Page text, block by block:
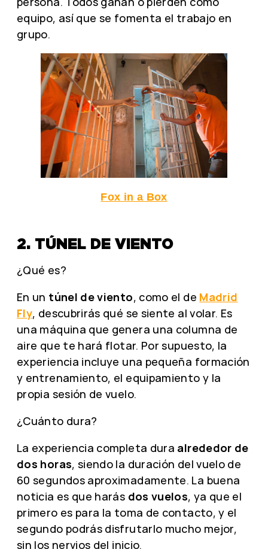
equipo, así que se fomenta el trabajo en
grupo.
Fox in a Box
2. TÚNEL DE VIENTO
¿Qué es?
En un túnel de viento, como el de Madrid
Fly, descubrirás qué se siente al volar. Es
una máquina que genera una columna de
aire que te hará flotar. Por supuesto, la
experiencia incluye una pequeña formación
y entrenamiento, el equipamiento y la
propia sesión de vuelo.
¿Cuánto dura?
La experiencia completa dura alrededor de
dos horas, siendo la duración del vuelo de
60 segundos aproximadamente. La buena
noticia es que harás dos vuelos, ya que el
primero es para la toma de contacto, y el
segundo podrás disfrutarlo mucho mejor,
sin los nervios del inicio.